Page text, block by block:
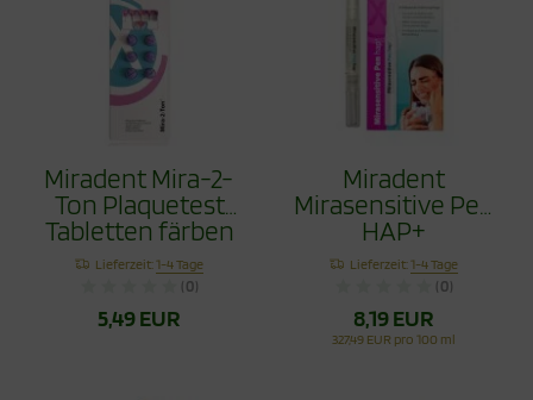
Miradent Mira-2-
Ton Plaquetest
Tabletten färben
Zahnbelege, 6
Stück
Lieferzeit:1-4 Tage
(0)
5,49 EUR
Miradent
Mirasensitive Pen
HAP+
Lieferzeit:1-4 Tage
(0)
8,19 EUR
327,49 EUR pro 100 ml